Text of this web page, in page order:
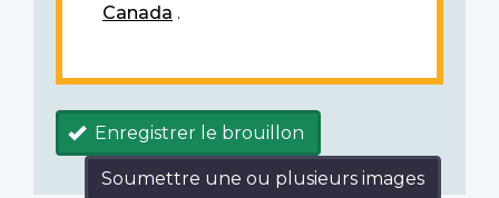
Canada .
Enregistrer le brouillon
Soumettre une ou plusieurs images